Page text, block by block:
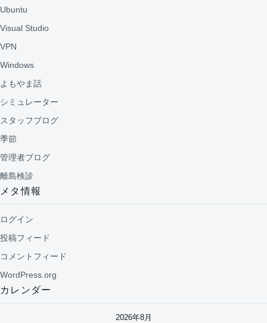
Ubuntu
Visual Studio
VPN
Windows
よもやま話
シミュレーター
スタッフブログ
季節
管理者ブログ
離島検診
メタ情報
ログイン
投稿フィード
コメントフィード
WordPress.org
カレンダー
2026年8月